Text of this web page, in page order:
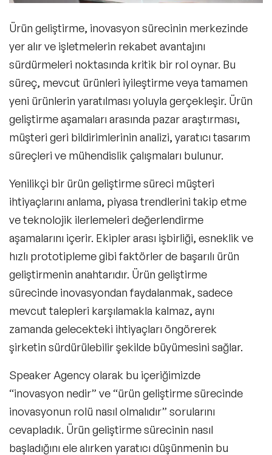
Ürün geliştirme, inovasyon sürecinin merkezinde
yer alır ve işletmelerin rekabet avantajını
sürdürmeleri noktasında kritik bir rol oynar. Bu
süreç, mevcut ürünleri iyileştirme veya tamamen
yeni ürünlerin yaratılması yoluyla gerçekleşir. Ürün
geliştirme aşamaları arasında pazar araştırması,
müşteri geri bildirimlerinin analizi, yaratıcı tasarım
süreçleri ve mühendislik çalışmaları bulunur.
Yenilikçi bir ürün geliştirme süreci müşteri
ihtiyaçlarını anlama, piyasa trendlerini takip etme
ve teknolojik ilerlemeleri değerlendirme
aşamalarını içerir. Ekipler arası işbirliği, esneklik ve
hızlı prototipleme gibi faktörler de başarılı ürün
geliştirmenin anahtarıdır. Ürün geliştirme
sürecinde inovasyondan faydalanmak, sadece
mevcut talepleri karşılamakla kalmaz, aynı
zamanda gelecekteki ihtiyaçları öngörerek
şirketin sürdürülebilir şekilde büyümesini sağlar.
Speaker Agency olarak bu içeriğimizde
“inovasyon nedir” ve “ürün geliştirme sürecinde
inovasyonun rolü nasıl olmalıdır” sorularını
cevapladık. Ürün geliştirme sürecinin nasıl
başladığını ele alırken yaratıcı düşünmenin bu